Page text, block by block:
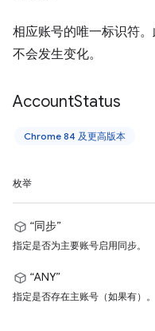
相应账号的唯一标识符
不会发生变化。
AccountStatus
Chrome 84 及更高版本
枚举
“同步”
指定是否为主要账号启用同步。
“ANY”
指定是否存在主账号（如果有）。